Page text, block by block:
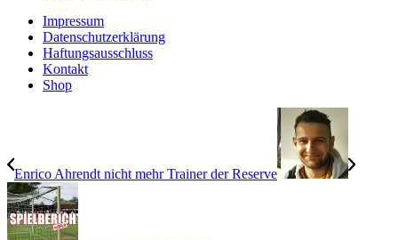
Impressum
Datenschutzerklärung
Haftungsausschluss
Kontakt
Shop
Enrico Ahrendt nicht mehr Trainer der Reserve